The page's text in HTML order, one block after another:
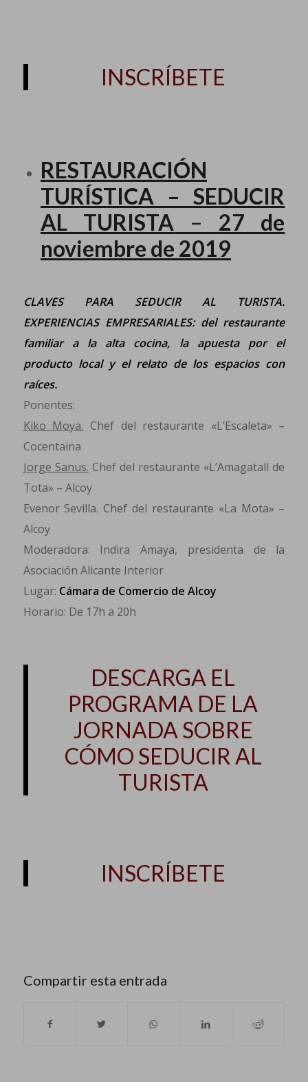
INSCRÍBETE
RESTAURACIÓN
TURÍSTICA – SEDUCIR
AL TURISTA – 27 de
noviembre de 2019
CLAVES PARA SEDUCIR AL TURISTA.
EXPERIENCIAS EMPRESARIALES: del restaurante
familiar a la alta cocina, la apuesta por el
producto local y el relato de los espacios con
raíces.
Ponentes:
Kiko Moya. Chef del restaurante «L’Escaleta» –
Cocentaina
Jorge Sanus. Chef del restaurante «L’Amagatall de
Tota» – Alcoy
Evenor Sevilla. Chef del restaurante «La Mota» –
Alcoy
Moderadora: Indira Amaya, presidenta de la
Asociación Alicante Interior
Lugar: Cámara de Comercio de Alcoy
Horario: De 17h a 20h
DESCARGA EL
PROGRAMA DE LA
JORNADA SOBRE
CÓMO SEDUCIR AL
TURISTA
INSCRÍBETE
Compartir esta entrada